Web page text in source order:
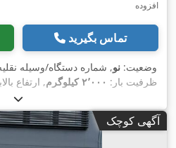
افزوده
تماس بگیرید
وضعیت: نو, شماره دستگاه/وسیله
ظرفیت بار: ۲٬۰۰۰ کیلوگرم , ارتفاع
, مرکز ثقل
برقی, نوع دکل:تریپلکس, ارتفاع
, طول شاخک‌ها:۱٬۲۰۰ میلی‌متر ,
, سایز 16x6-8 non marking
آگهی کوچک